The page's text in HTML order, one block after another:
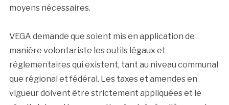
moyens nécessaires.
VEGA demande que soient mis en application de
manière volontariste les outils légaux et
réglementaires qui existent, tant au niveau communal
que régional et fédéral. Les taxes et amendes en
vigueur doivent être strictement appliquées et le